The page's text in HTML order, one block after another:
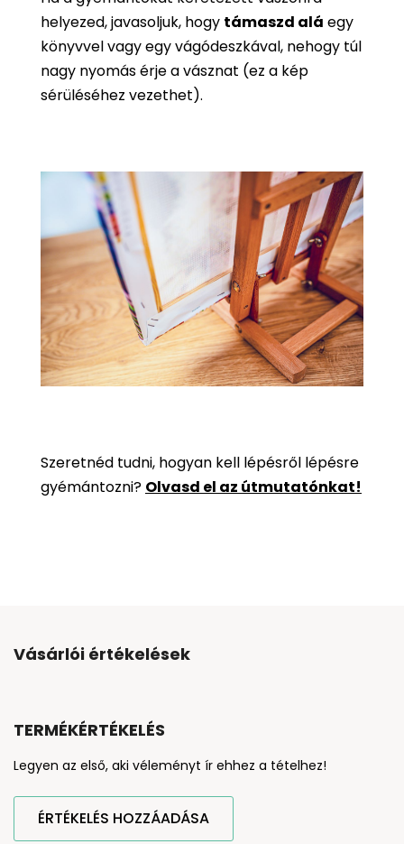
helyezed, javasoljuk, hogy támaszd alá egy
könyvvel vagy egy vágódeszkával, nehogy túl
nagy nyomás érje a vásznat (ez a kép
sérüléséhez vezethet).
Szeretnéd tudni, hogyan kell lépésről lépésre
gyémántozni? Olvasd el az útmutatónkat!
Vásárlói értékelések
TERMÉKÉRTÉKELÉS
Legyen az első, aki véleményt ír ehhez a tételhez!
ÉRTÉKELÉS HOZZÁADÁSA